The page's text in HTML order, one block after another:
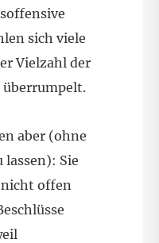
sich viele
Vielzahl der
überrumpelt.
aber (ohne
Sie
offen